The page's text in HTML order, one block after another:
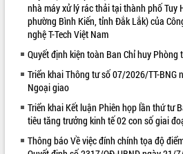
và tặng quà người dân xã Cư Pui
Hội nghị UBND tỉnh Đắk Lắk thường kỳ
Lễ truy tặng danh hiệu “Bà Mẹ Việt
Nam Anh hùng” và trao Huân chương
Lao động
UBND tỉnh Đắk Lắk triển khai nhiệm
vụ 6 tháng cuối năm 2026
Kỳ họp thứ Hai, Hội đồng nhân dân
ALBUM ẢNH
nhà máy xử lý rác thải tại thành phố Tuy
phường Bình Kiến, tỉnh Đắk Lắk) của
nghệ T-Tech Việt Nam
Quyết định kiện toàn Ban Chỉ huy
Triển khai Thông tư số 07/2026/TT-
Ngoại giao
Triển khai Kết luận Phiên họp lần thứ tư
tiêu tăng trưởng kinh tế 02 con số giai
Thông báo Về việc đính chính tọa độ